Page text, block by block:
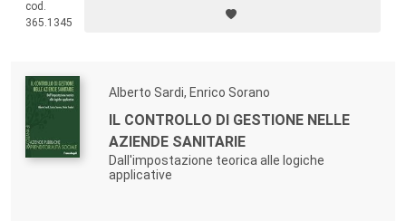
cod.
365.1345
Alberto Sardi, Enrico Sorano
IL CONTROLLO DI GESTIONE NELLE
AZIENDE SANITARIE
Dall'impostazione teorica alle logiche
applicative